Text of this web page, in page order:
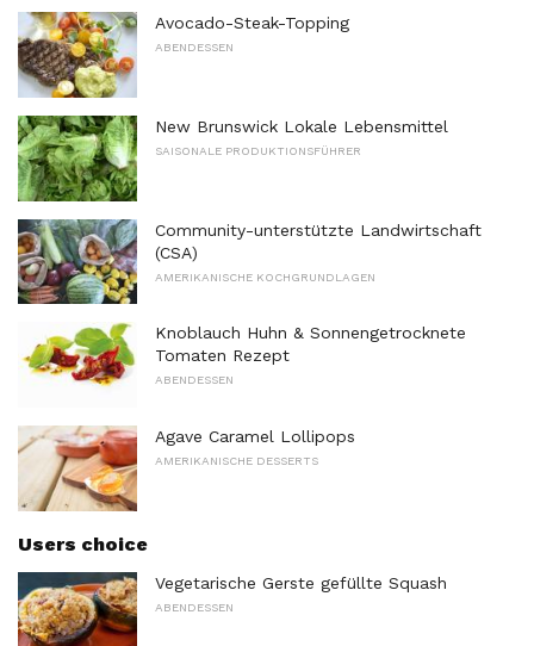
Avocado-Steak-Topping
ABENDESSEN
New Brunswick Lokale Lebensmittel
SAISONALE PRODUKTIONSFÜHRER
Community-unterstützte Landwirtschaft
(CSA)
AMERIKANISCHE KOCHGRUNDLAGEN
Knoblauch Huhn & Sonnengetrocknete
Tomaten Rezept
ABENDESSEN
Agave Caramel Lollipops
AMERIKANISCHE DESSERTS
Users choice
Vegetarische Gerste gefüllte Squash
ABENDESSEN